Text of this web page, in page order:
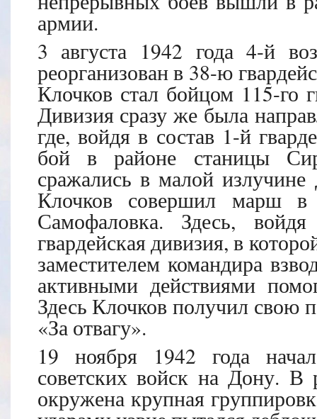
армии.
3 августа 1942 года 4-й
реорганизован в 38-ю
Клочков стал бойцом 115-го
Дивизия сразу же была
где, войдя в состав 1-й
бой в районе станицы
сражались в малой
Клочков совершил марш в
Самофаловка. Здесь,
гвардейская дивизия, в
заместителем командира
активными действиями
Здесь Клочков получил свою
«За отвагу».
19 ноября 1942 года
советских войск на Дону. В
окружена крупная